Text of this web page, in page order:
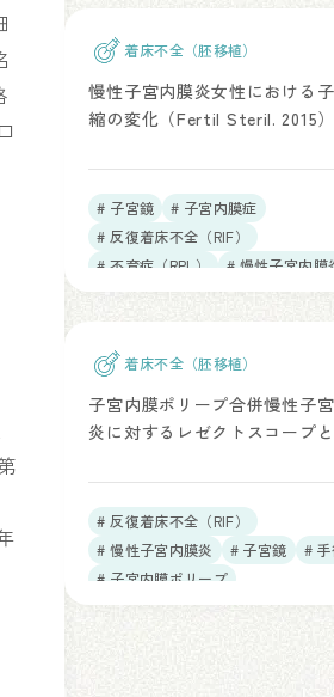
着床不全（胚移植）
慢性子宮内膜炎女性における
縮の変化（Fertil Steril. 2015）
# 子宮鏡
# 子宮内膜症
# 反復着床不全（RIF）
# 不育症（RPL）
# 慢性子宮内膜
着床不全（胚移植）
子宮内膜ポリープ合併慢性子
炎に対するレゼクトスコープと
Reprod Immunol. 2026）
# 反復着床不全（RIF）
# 慢性子宮内膜炎
# 子宮鏡
# 手
# 子宮内膜ポリープ